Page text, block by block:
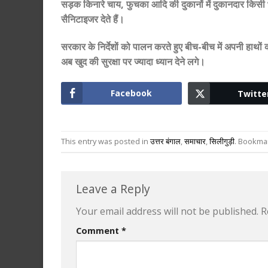
सड़क किनारे चाय, फुचका आदि की दुकानों में दुकानदार
सैनिटाइजर देते हैं।
सरकार के निर्देशों को पालन करते हुए बीच-बीच में अपनी
अब खुद की सुरक्षा पर ज्यादा ध्यान देने लगे।
Facebook
This entry was posted inउत्तर बंगाल,समाचार,सिलीगुड़ी.
Leave a Reply
Your email address will not be published.
Comment *